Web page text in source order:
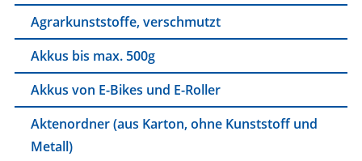
Agrarkunststoffe, verschmutzt
Akkus bis max. 500g
Akkus von E-Bikes und E-Roller
Aktenordner (aus Karton, ohne Kunststoff und
Metall)